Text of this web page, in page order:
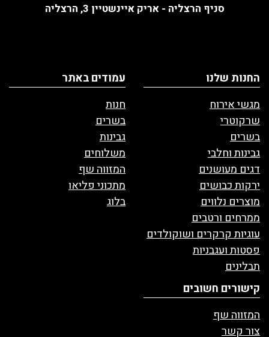
סניף הרצליה - אריק איינשטיין 3, הרצליה
החנות שלנו
מגשי אירוח
שרקוטרי
בשרים
גבינות וחלבי
דגים מעושנים
ירקות כבושים
מוצרים נלווים
ממרחים ורטבים
עוגיות קרקרים ושוקולדים
פסטות ועגבניות
תבלינים
עמודים באתר
חנות
בשרים
גבינות
משלוחים
המזווה שף
מתכוני פליאו
בלוג
קישורים חשובים
המזווה שף
צור קשר